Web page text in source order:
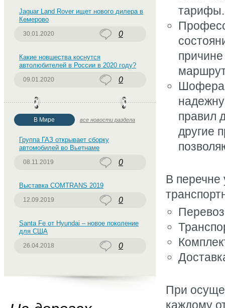
тарифы.
Шофера
правил
другие
В перечне
При
каждому
Jaguar Land Rover ищет нового дилера в
Кемерово
30.01.2020 0
Какие новшества коснутся
автолюбителей в России в 2020 году?
09.01.2020 0
В Мире все новости раздела
Группа ГАЗ открывает сборку
автомобилей во Вьетнаме
08.11.2019 0
Выставка COMTRANS 2019
12.09.2019 0
Santa Fe от Hyundai – новое поколение
для США
26.04.2018 0